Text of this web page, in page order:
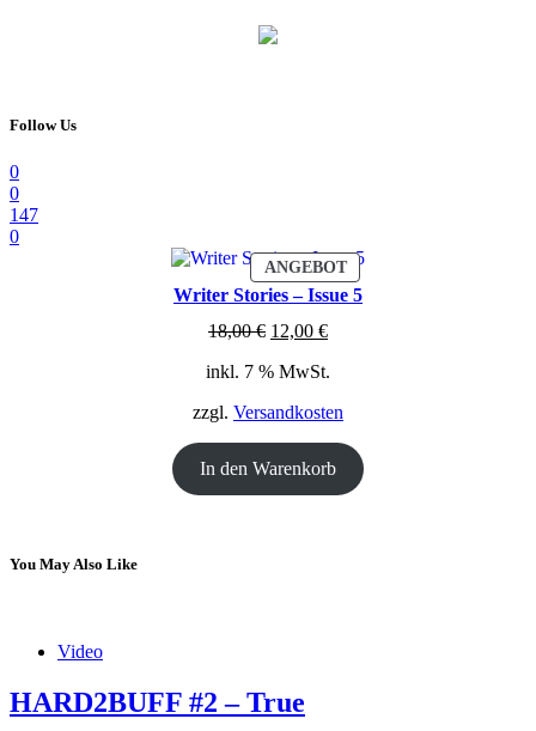
Follow Us
0
0
147
0
ANGEBOTPRODUKT
IM
ANGEBOT
Writer Stories – Issue 5
18,00€ Ursprünglicher
war:
12,00 €Aktueller
ist:
inkl. 7 % MwSt.
zzgl. Versandkosten
In den Warenkorb
You May Also Like
Video
HARD2BUFF #2 – True